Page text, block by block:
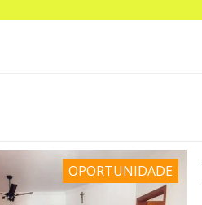
OPORTUNIDADE